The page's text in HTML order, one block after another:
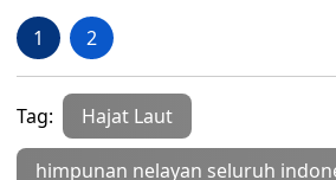
1 2
Tag: Hajat Laut
himpunan nelayan seluruh